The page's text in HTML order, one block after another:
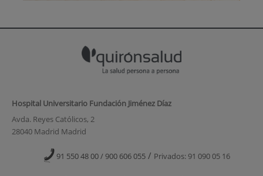
Hospital Universitario Fundación Jiménez Díaz
Avda. Reyes Católicos, 2
28040 Madrid Madrid
91 550 48 00 / 900 606 055 / Privados: 91 090 05 16